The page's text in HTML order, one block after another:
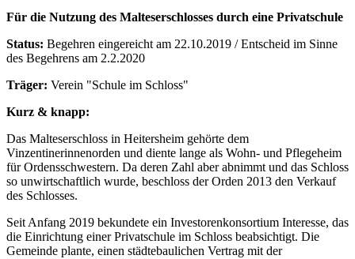
Für die Nutzung des Malteserschlosses durch eine Privatschule
Status: Begehren eingereicht am 22.10.2019 / Entscheid im Sinne
des Begehrens am 2.2.2020
Träger: Verein "Schule im Schloss"
Kurz & knapp:
Das Malteserschloss in Heitersheim gehörte dem
Vinzentinerinnenorden und diente lange als Wohn- und Pflegeheim
für Ordensschwestern. Da deren Zahl aber abnimmt und das Schloss
so unwirtschaftlich wurde, beschloss der Orden 2013 den Verkauf
des Schlosses.
Seit Anfang 2019 bekundete ein Investorenkonsortium Interesse, das
die Einrichtung einer Privatschule im Schloss beabsichtigt. Die
Gemeinde plante, einen städtebaulichen Vertrag mit der